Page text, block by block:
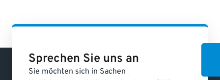
Sprechen Sie uns an
Sie möchten sich in Sachen